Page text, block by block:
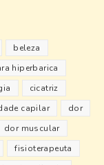
beleza
hiperbarica
cicatriz
capilar
dor
dor muscular
fisioterapeuta